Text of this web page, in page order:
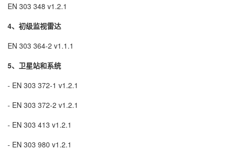
EN 303 348 v1.2.1
4、初级监视雷达
EN 303 364-2 v1.1.1
5、卫星站和系统
- EN 303 372-1 v1.2.1
- EN 303 372-2 v1.2.1
- EN 303 413 v1.2.1
- EN 303 980 v1.2.1